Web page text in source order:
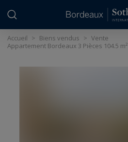
Accueil > Biens vendus > Vente
Appartement Bordeaux 3 Pièces 104.5 m²